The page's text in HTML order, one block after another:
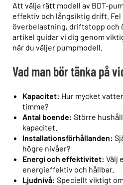
Att välja rätt modell av BDT-
effektiv och långsiktig drift. Fel
överbelastning, driftstopp och
artikel guidar vi dig genom
när du väljer pumpmodell.
Vad man bör tänka på
Kapacitet: Hur mycket
timme?
Antal boende: Större
kapacitet.
Installationsförhållanden:
högre nivåer?
Energi och effektivitet: Välj
energieffektiv och hållbar.
Ljudnivå: Speciellt viktigt